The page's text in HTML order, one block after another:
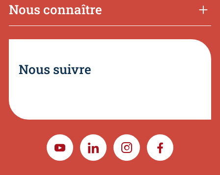
Nous connaître
Nous suivre
YOUTUBELINKEDININSTAGRAMFACEBOOK